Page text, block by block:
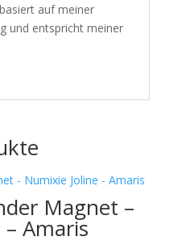
auf meiner
und entspricht meiner
Magnet –
Amaris